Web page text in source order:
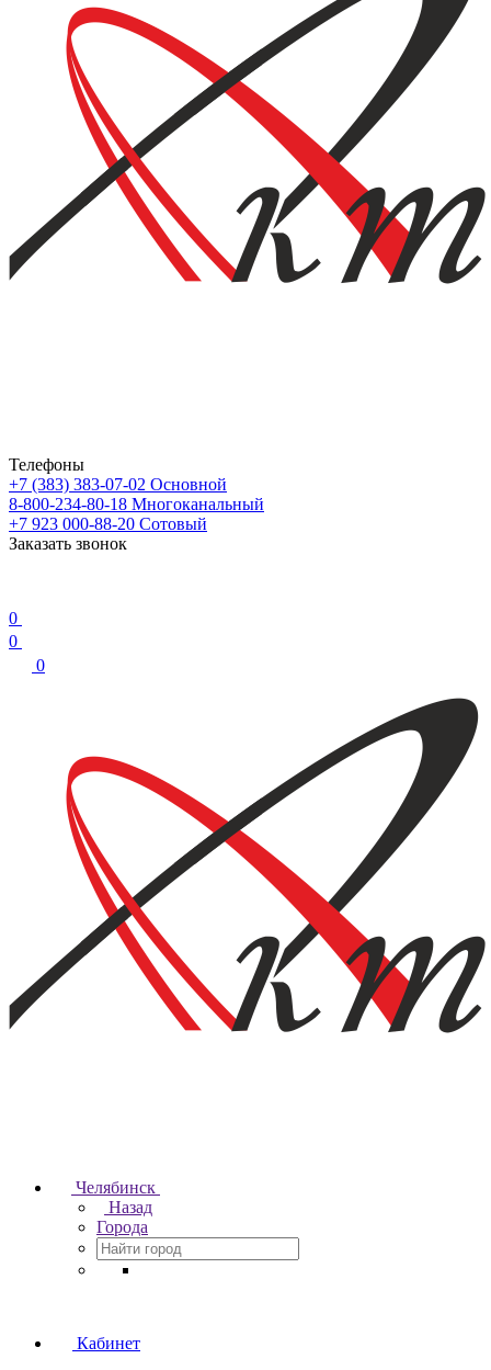
Телефоны
+7 (383) 383-07-02 Основной
8-800-234-80-18 Многоканальный
+7 923 000-88-20 Сотовый
Заказать звонок
0
0
0
Челябинск
Назад
Города
Кабинет